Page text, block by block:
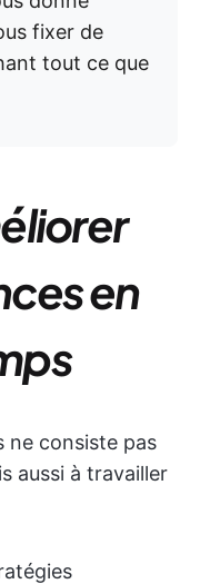
fixer de
tout ce que
en
ne consiste pas
aussi à travailler